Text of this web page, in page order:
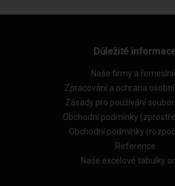
Důležité
Naše firmy a
Zpracování a ochrana
Zásady pro používání
Obchodní podmínky
Obchodní podmínky
Reference
Naše excelové tabulky